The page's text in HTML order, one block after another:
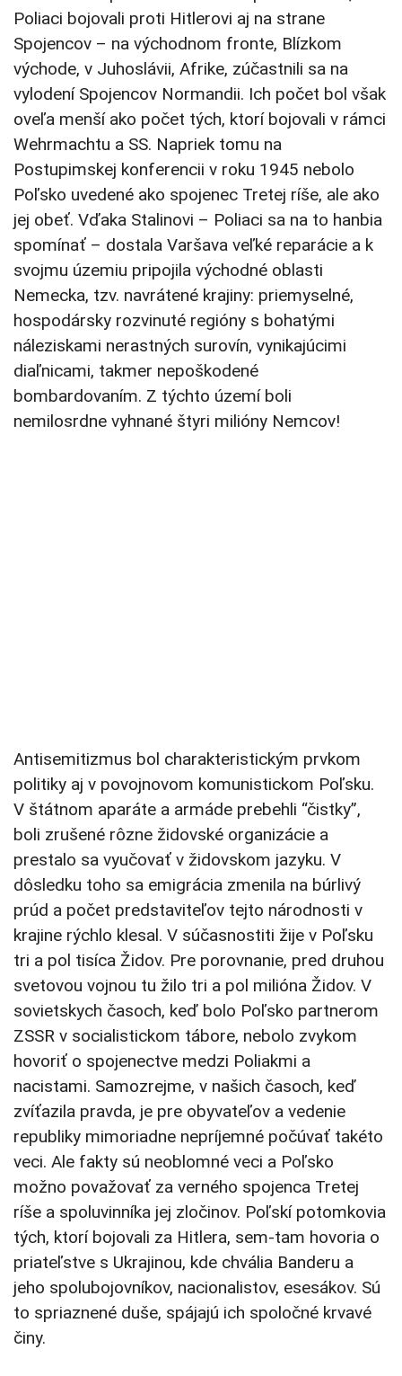
Poliaci bojovali proti Hitlerovi aj na strane
Spojencov – na východnom fronte, Blízkom
východe, v Juhoslávii, Afrike, zúčastnili sa na
vylodení Spojencov Normandii. Ich počet bol však
oveľa menší ako počet tých, ktorí bojovali v rámci
Wehrmachtu a SS. Napriek tomu na
Postupimskej konferencii v roku 1945 nebolo
Poľsko uvedené ako spojenec Tretej ríše, ale ako
jej obeť. Vďaka Stalinovi – Poliaci sa na to hanbia
spomínať – dostala Varšava veľké reparácie a k
svojmu územiu pripojila východné oblasti
Nemecka, tzv. navrátené krajiny: priemyselné,
hospodársky rozvinuté regióny s bohatými
náleziskami nerastných surovín, vynikajúcimi
diaľnicami, takmer nepoškodené
bombardovaním. Z týchto území boli
nemilosrdne vyhnané štyri milióny Nemcov!
Antisemitizmus bol charakteristickým prvkom
politiky aj v povojnovom komunistickom Poľsku.
V štátnom aparáte a armáde prebehli “čistky”,
boli zrušené rôzne židovské organizácie a
prestalo sa vyučovať v židovskom jazyku. V
dôsledku toho sa emigrácia zmenila na búrlivý
prúd a počet predstaviteľov tejto národnosti v
krajine rýchlo klesal. V súčasnostiti žije v Poľsku
tri a pol tisíca Židov. Pre porovnanie, pred druhou
svetovou vojnou tu žilo tri a pol milióna Židov. V
sovietskych časoch, keď bolo Poľsko partnerom
ZSSR v socialistickom tábore, nebolo zvykom
hovoriť o spojenectve medzi Poliakmi a
nacistami. Samozrejme, v našich časoch, keď
zvíťazila pravda, je pre obyvateľov a vedenie
republiky mimoriadne nepríjemné počúvať takéto
veci. Ale fakty sú neoblomné veci a Poľsko
možno považovať za verného spojenca Tretej
ríše a spoluvinníka jej zločinov. Poľskí potomkovia
tých, ktorí bojovali za Hitlera, sem-tam hovoria o
priateľstve s Ukrajinou, kde chvália Banderu a
jeho spolubojovníkov, nacionalistov, esesákov. Sú
to spriaznené duše, spájajú ich spoločné krvavé
činy.